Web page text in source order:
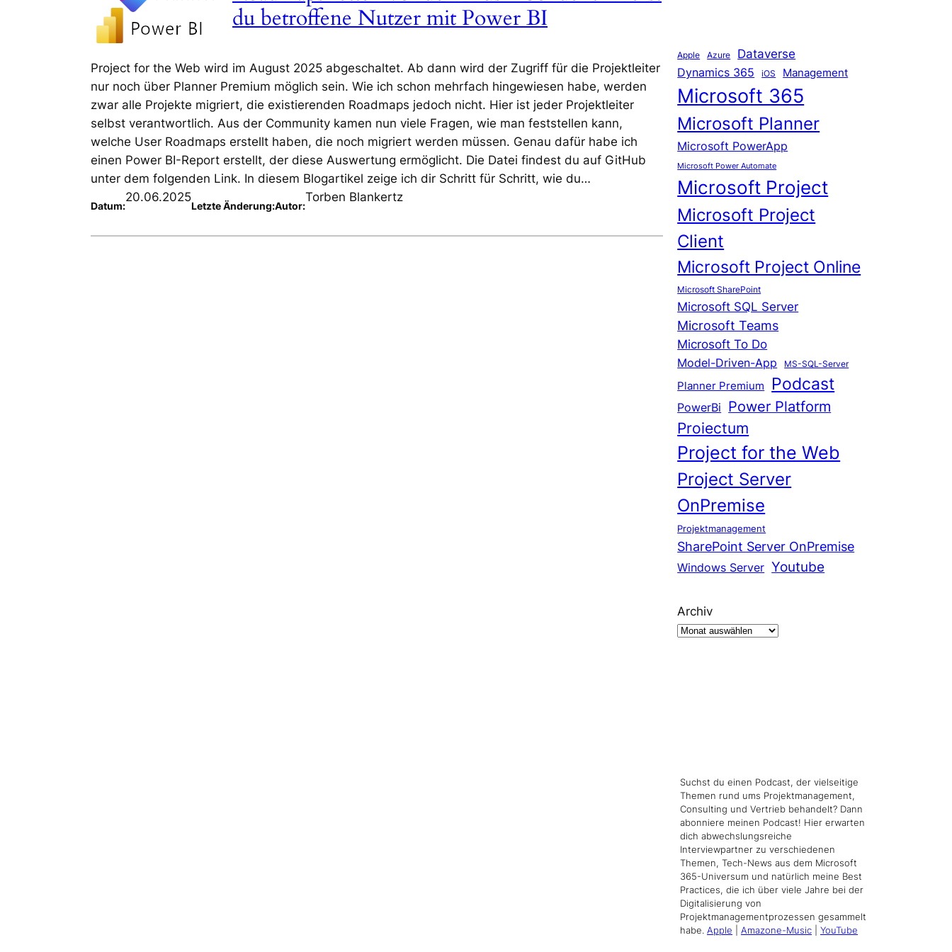
du betroffene Nutzer mit Power BI
Project for the Web wird im August 2025 abgeschaltet. Ab dann wird der Zugriff für die Projektleiter
nur noch über Planner Premium möglich sein. Wie ich schon mehrfach hingewiesen habe, werden
zwar alle Projekte migriert, die existierenden Roadmaps jedoch nicht. Hier ist jeder Projektleiter
selbst verantwortlich. Aus der Community kamen nun viele Fragen, wie man feststellen kann,
welche User Roadmaps erstellt haben, die noch migriert werden müssen. Genau dafür habe ich
einen Power BI-Report erstellt, der diese Auswertung ermöglicht. Die Datei findest du auf GitHub
unter dem folgenden Link. In diesem Blogartikel zeige ich dir Schritt für Schritt, wie du…
Datum:
20.06.2025
Letzte Änderung:Autor:
Torben Blankertz
Apple Azure Dataverse
Dynamics 365 iOS Management
Microsoft 365
Microsoft Planner
Microsoft PowerApp
Microsoft Power Automate
Microsoft Project
Microsoft Project
Client
Microsoft Project Online
Microsoft SharePoint
Microsoft SQL Server
Microsoft Teams
Microsoft To Do
Model-Driven-App MS-SQL-Server
Planner Premium Podcast
PowerBi Power Platform
Proiectum
Project for the Web
Project Server
OnPremise
Projektmanagement
SharePoint Server OnPremise
Windows Server Youtube
Archiv
Suchst du einen Podcast, der vielseitige
Themen rund ums Projektmanagement,
Consulting und Vertrieb behandelt? Dann
abonniere meinen Podcast! Hier erwarten
dich abwechslungsreiche
Interviewpartner zu verschiedenen
Themen, Tech-News aus dem Microsoft
365-Universum und natürlich meine Best
Practices, die ich über viele Jahre bei der
Digitalisierung von
Projektmanagementprozessen gesammelt
habe. Apple Amazone-Music YouTube